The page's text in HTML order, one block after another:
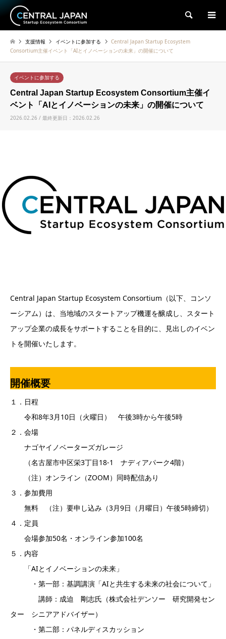
検索
支援情報 イベントに参加する
Central Japan Startup Ecosystem
Consortium主催イベント「AIとイノベーションの未来」の開催について
イベントに参加する
Central Japan Startup Ecosystem Consortium主催イ
ベント「AIとイノベーションの未来」の開催について
2026.02.26 / 最終更新日：2026.02.26
Central Japan Startup Ecosystem Consortium（以下、コンソ
ーシアム）は、当地域のスタートアップ機運を醸成し、スタート
アップ企業の成長をサポートすることを目的に、見出しのイベン
トを開催いたします。
開催概要
１．日程
令和8年3月10日（火曜日） 午後3時から午後5時
２．会場
ナゴヤイノベーターズガレージ
（名古屋市中区栄3丁目18-1 ナディアパーク4階）
（注）オンライン（ZOOM）同時配信あり
３．参加費用
無料 （注）要申し込み（3月9日（月曜日）午後5時締切）
４．定員
会場参加50名・オンライン参加100名
５．内容
「AIとイノベーションの未来」
・第一部：基調講演「AIと共生する未来の社会について」
講師：成迫 剛志氏（株式会社デンソー 研究開発セン
ター シニアアドバイザー）
・第二部：パネルディスカッション